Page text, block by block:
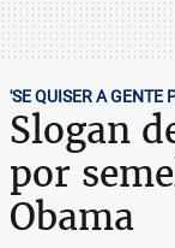
'SE QUISER A GENTE
Slogan
por
Obama